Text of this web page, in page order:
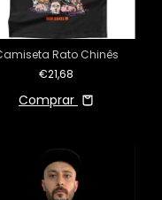
Rato Chinês
€21,68
Comprar